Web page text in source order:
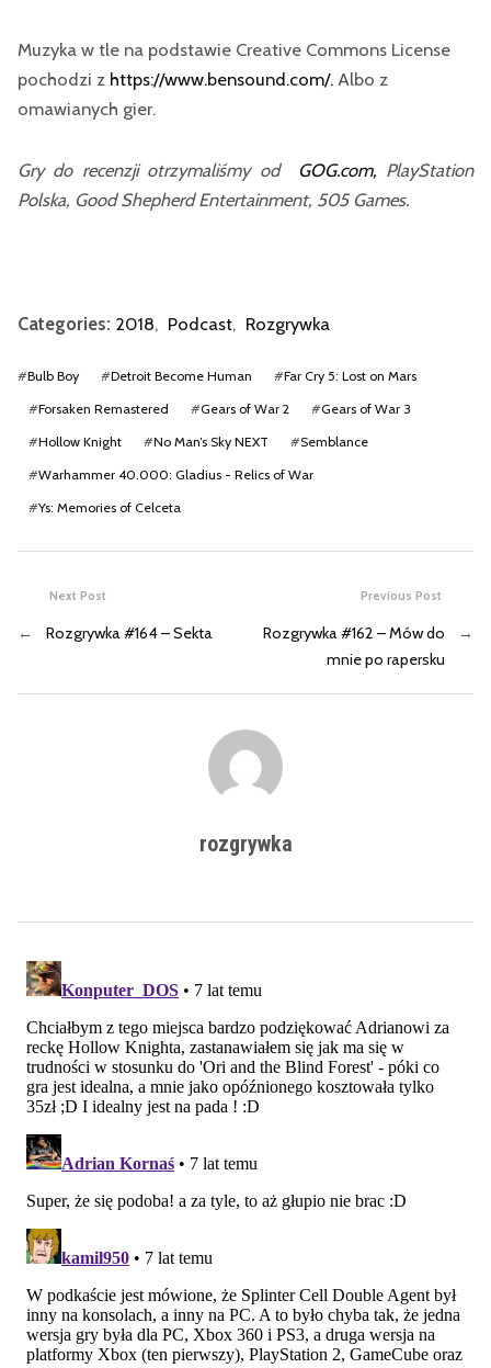
Muzyka w tle na podstawie Creative Commons License
pochodzi z https://www.bensound.com/. Albo z
omawianych gier.
Gry do recenzji otrzymaliśmy od GOG.com, PlayStation
Polska, Good Shepherd Entertainment, 505 Games.
Categories: 2018, Podcast, Rozgrywka
#Bulb Boy #Detroit Become Human #Far Cry 5: Lost on Mars
#Forsaken Remastered #Gears of War 2 #Gears of War 3
#Hollow Knight #No Man’s Sky NEXT #Semblance
#Warhammer 40.000: Gladius - Relics of War
#Ys: Memories of Celceta
Previous Post
Rozgrywka #162 – Mów do
mnie po rapersku
→
Next Post
← Rozgrywka #164 – Sekta
rozgrywka